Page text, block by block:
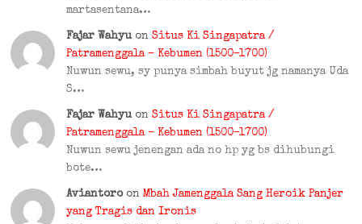
martasentana…
Fajar Wahyu on Situs Ki Singapatra /
Patramenggala – Kebumen (1500–1700)
Nuwun sewu, sy punya simbah buyut jg namanya Uda
S…
Fajar Wahyu on Situs Ki Singapatra /
Patramenggala – Kebumen (1500–1700)
Nuwun sewu jenengan ada no hp yg bs dihubungi
bote…
Aviantoro on Mbah Jamenggala Sang Heroik Panjer
yang Tragis dan Ironis